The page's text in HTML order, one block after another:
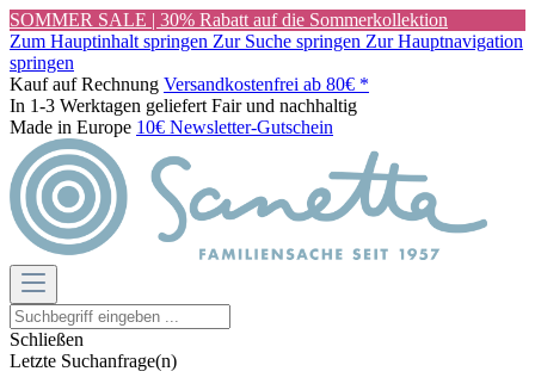
SOMMER SALE | 30% Rabatt auf die Sommerkollektion
Zum Hauptinhalt springen Zur Suche springen Zur Hauptnavigation
springen
Kauf auf Rechnung Versandkostenfrei ab 80€ *
In 1-3 Werktagen geliefert Fair und nachhaltig
Made in Europe 10€ Newsletter-Gutschein
Schließen
Letzte Suchanfrage(n)